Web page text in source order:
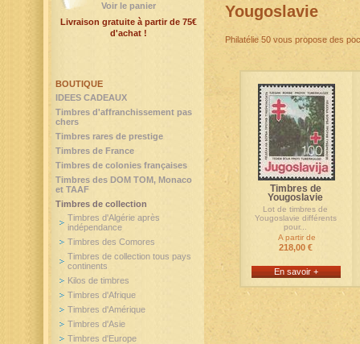
Yougoslavie
Philatélie 50 vous propose des
Timbres de
Yougoslavie
Lot de timbres de
Yougoslavie différents
pour...
A partir de
218,00 €
En savoir +
BOUTIQUE
IDEES CADEAUX
Timbres d'affranchissement pas
chers
Timbres rares de prestige
Timbres de France
Timbres de colonies françaises
Timbres des DOM TOM, Monaco
et TAAF
Timbres de collection
Timbres d'Algérie après
indépendance
Timbres des Comores
Timbres de collection tous pays
continents
Kilos de timbres
Timbres d'Afrique
Timbres d'Amérique
Timbres d'Asie
Timbres d'Europe
Voir le panier
Livraison gratuite à partir de 75€
d'achat !